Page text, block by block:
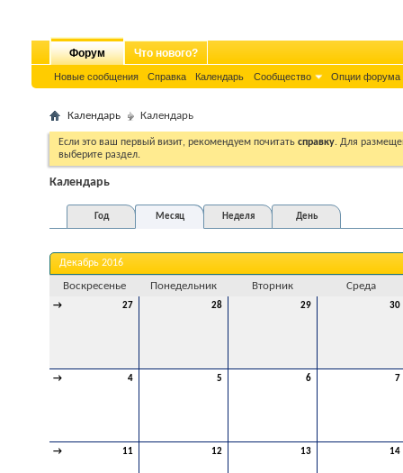
Форум
Новые сообщения Справка Календарь Сообщество Опции форума
Что нового?
Календарь Календарь
Если это ваш первый визит, рекомендуем почитать справку. Для
выберите раздел.
Календарь
Год Месяц Неделя День
Декабрь 2016
Воскресенье Понедельник Вторник Среда
→ 27 28 29 30
→ 4 5 6 7
→ 11 12 13 14